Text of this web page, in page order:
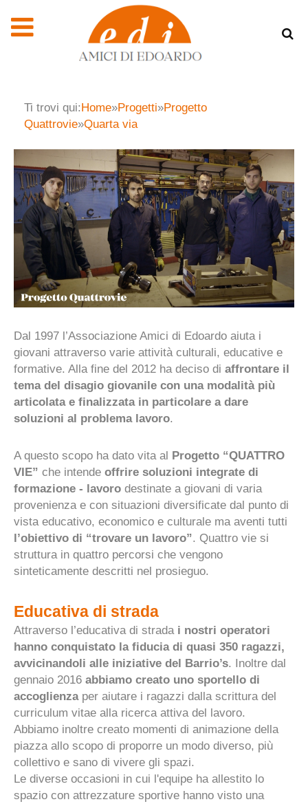
Ti trovi qui:Home»Progetti»Progetto
Quattrovie»Quarta via
Dal 1997 l’Associazione Amici di Edoardo aiuta i
giovani attraverso varie attività culturali, educative e
formative. Alla fine del 2012 ha deciso di affrontare il
tema del disagio giovanile con una modalità più
articolata e finalizzata in particolare a dare
soluzioni al problema lavoro.
A questo scopo ha dato vita al Progetto “QUATTRO
VIE” che intende offrire soluzioni integrate di
formazione - lavoro destinate a giovani di varia
provenienza e con situazioni diversificate dal punto di
vista educativo, economico e culturale ma aventi tutti
l’obiettivo di “trovare un lavoro”. Quattro vie si
struttura in quattro percorsi che vengono
sinteticamente descritti nel prosieguo.
Educativa di strada
Attraverso l’educativa di strada i nostri operatori
hanno conquistato la fiducia di quasi 350 ragazzi,
avvicinandoli alle iniziative del Barrio’s. Inoltre dal
gennaio 2016 abbiamo creato uno sportello di
accoglienzaper aiutare i ragazzi dalla scrittura del
curriculum vitae alla ricerca attiva del lavoro.
Abbiamo inoltre creato momenti di animazione della
piazza allo scopo di proporre un modo diverso, più
collettivo e sano di vivere gli spazi.
Le diverse occasioni in cui l'equipe ha allestito lo
spazio con attrezzature sportive hanno visto una